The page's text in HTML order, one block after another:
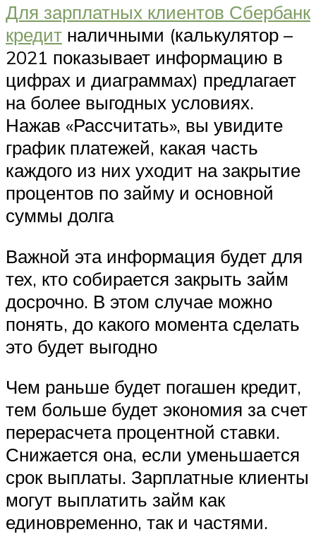
Для зарплатных клиентов Сбербанк
кредит наличными (калькулятор –
2021 показывает информацию в
цифрах и диаграммах) предлагает
на более выгодных условиях.
Нажав «Рассчитать», вы увидите
график платежей, какая часть
каждого из них уходит на закрытие
процентов по займу и основной
суммы долга
Важной эта информация будет для
тех, кто собирается закрыть займ
досрочно. В этом случае можно
понять, до какого момента сделать
это будет выгодно
Чем раньше будет погашен кредит,
тем больше будет экономия за счет
перерасчета процентной ставки.
Снижается она, если уменьшается
срок выплаты. Зарплатные клиенты
могут выплатить займ как
единовременно, так и частями.